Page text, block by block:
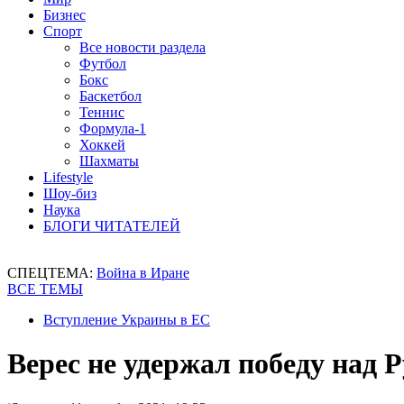
Бизнес
Спорт
Все новости раздела
Футбол
Бокс
Баскетбол
Теннис
Формула-1
Хоккей
Шахматы
Lifestyle
Шоу-биз
Наука
БЛОГИ ЧИТАТЕЛЕЙ
СПЕЦТЕМА: Война в Иране
ВСЕ ТЕМЫ
Вступление Украины в ЕС
Верес не удержал победу над